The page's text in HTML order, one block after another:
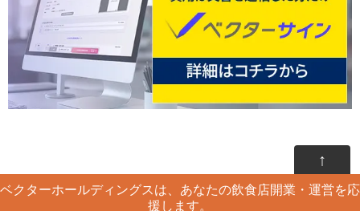
↑
ベクターホールディングスは、あなたの飲食店開業・運営を応
援します。